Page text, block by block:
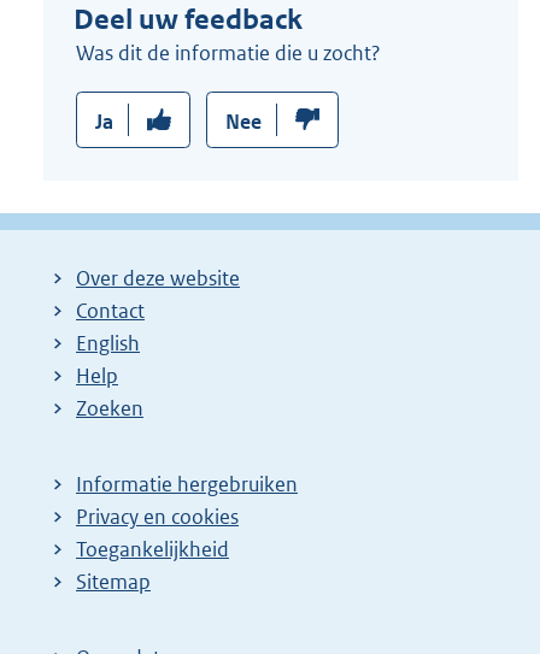
Deel uw feedback
Was dit de informatie die u zocht?
Ja Nee
Over deze website
Contact
English
Help
Zoeken
Informatie hergebruiken
Privacy en cookies
Toegankelijkheid
Sitemap